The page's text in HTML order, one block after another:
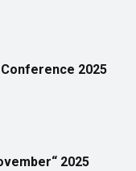
2025
2025